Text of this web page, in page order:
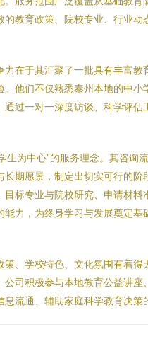
教育政策、院校专业、行业
在于其汇聚了一批具有丰富
他们不仅熟悉泰州本地的中
过一对一深度访谈、科学评
生为中心”的服务理念。其咨
期愿景，制定出切实可行的
标专业与院校研究、申请材
力，为终身学习与发展奠定基
、学校特色、文化氛围有着
司积极参与本地教育公益讲
流通、辅助家庭科学教育决策